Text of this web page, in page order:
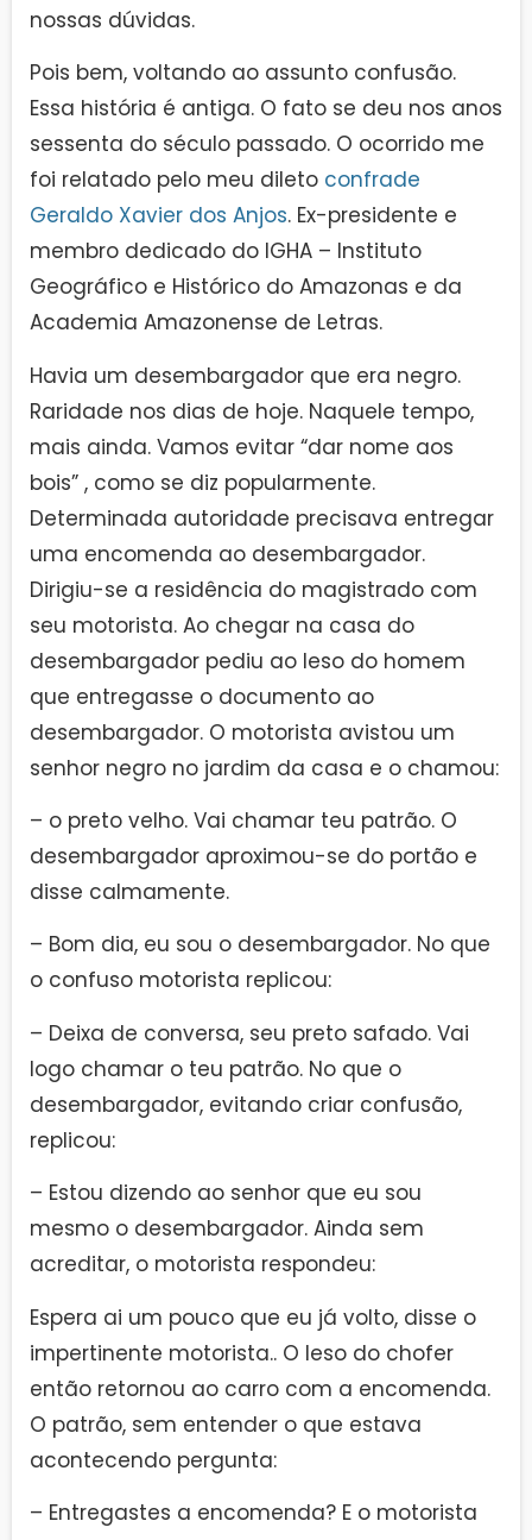
nossas dúvidas.
Pois bem, voltando ao assunto confusão.
Essa história é antiga. O fato se deu nos anos
sessenta do século passado. O ocorrido me
foi relatado pelo meu dileto confrade
Geraldo Xavier dos Anjos. Ex-presidente e
membro dedicado do IGHA – Instituto
Geográfico e Histórico do Amazonas e da
Academia Amazonense de Letras.
Havia um desembargador que era negro.
Raridade nos dias de hoje. Naquele tempo,
mais ainda. Vamos evitar “dar nome aos
bois” , como se diz popularmente.
Determinada autoridade precisava entregar
uma encomenda ao desembargador.
Dirigiu-se a residência do magistrado com
seu motorista. Ao chegar na casa do
desembargador pediu ao leso do homem
que entregasse o documento ao
desembargador. O motorista avistou um
senhor negro no jardim da casa e o chamou:
– o preto velho. Vai chamar teu patrão. O
desembargador aproximou-se do portão e
disse calmamente.
– Bom dia, eu sou o desembargador. No que
o confuso motorista replicou:
– Deixa de conversa, seu preto safado. Vai
logo chamar o teu patrão. No que o
desembargador, evitando criar confusão,
replicou:
– Estou dizendo ao senhor que eu sou
mesmo o desembargador. Ainda sem
acreditar, o motorista respondeu:
Espera ai um pouco que eu já volto, disse o
impertinente motorista.. O leso do chofer
então retornou ao carro com a encomenda.
O patrão, sem entender o que estava
acontecendo pergunta:
– Entregastes a encomenda? E o motorista